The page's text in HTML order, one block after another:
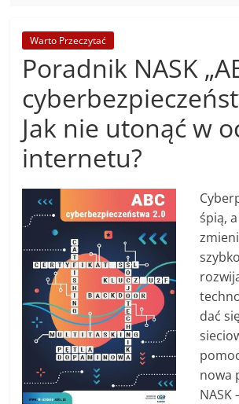
Warto Przeczytać
Poradnik NASK
Jak nie utonąć w
internetu?
śpią,
dać
nowa
NASK